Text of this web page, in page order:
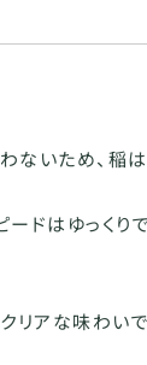
いため、稲は
ドはゆっくり
リアな味わいで